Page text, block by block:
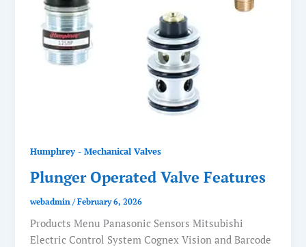
Humphrey - Mechanical Valves
Plunger Operated Valve Features
webadmin/February 6, 2026
Products Menu Panasonic Sensors Mitsubishi
Electric Control System Cognex Vision and Barcode